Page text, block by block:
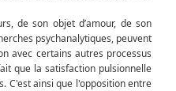
de son objet d’amour, de son
psychanalytiques, peuvent
avec certains autres processus
que la satisfaction pulsionnelle
C'est ainsi que l'opposition entre